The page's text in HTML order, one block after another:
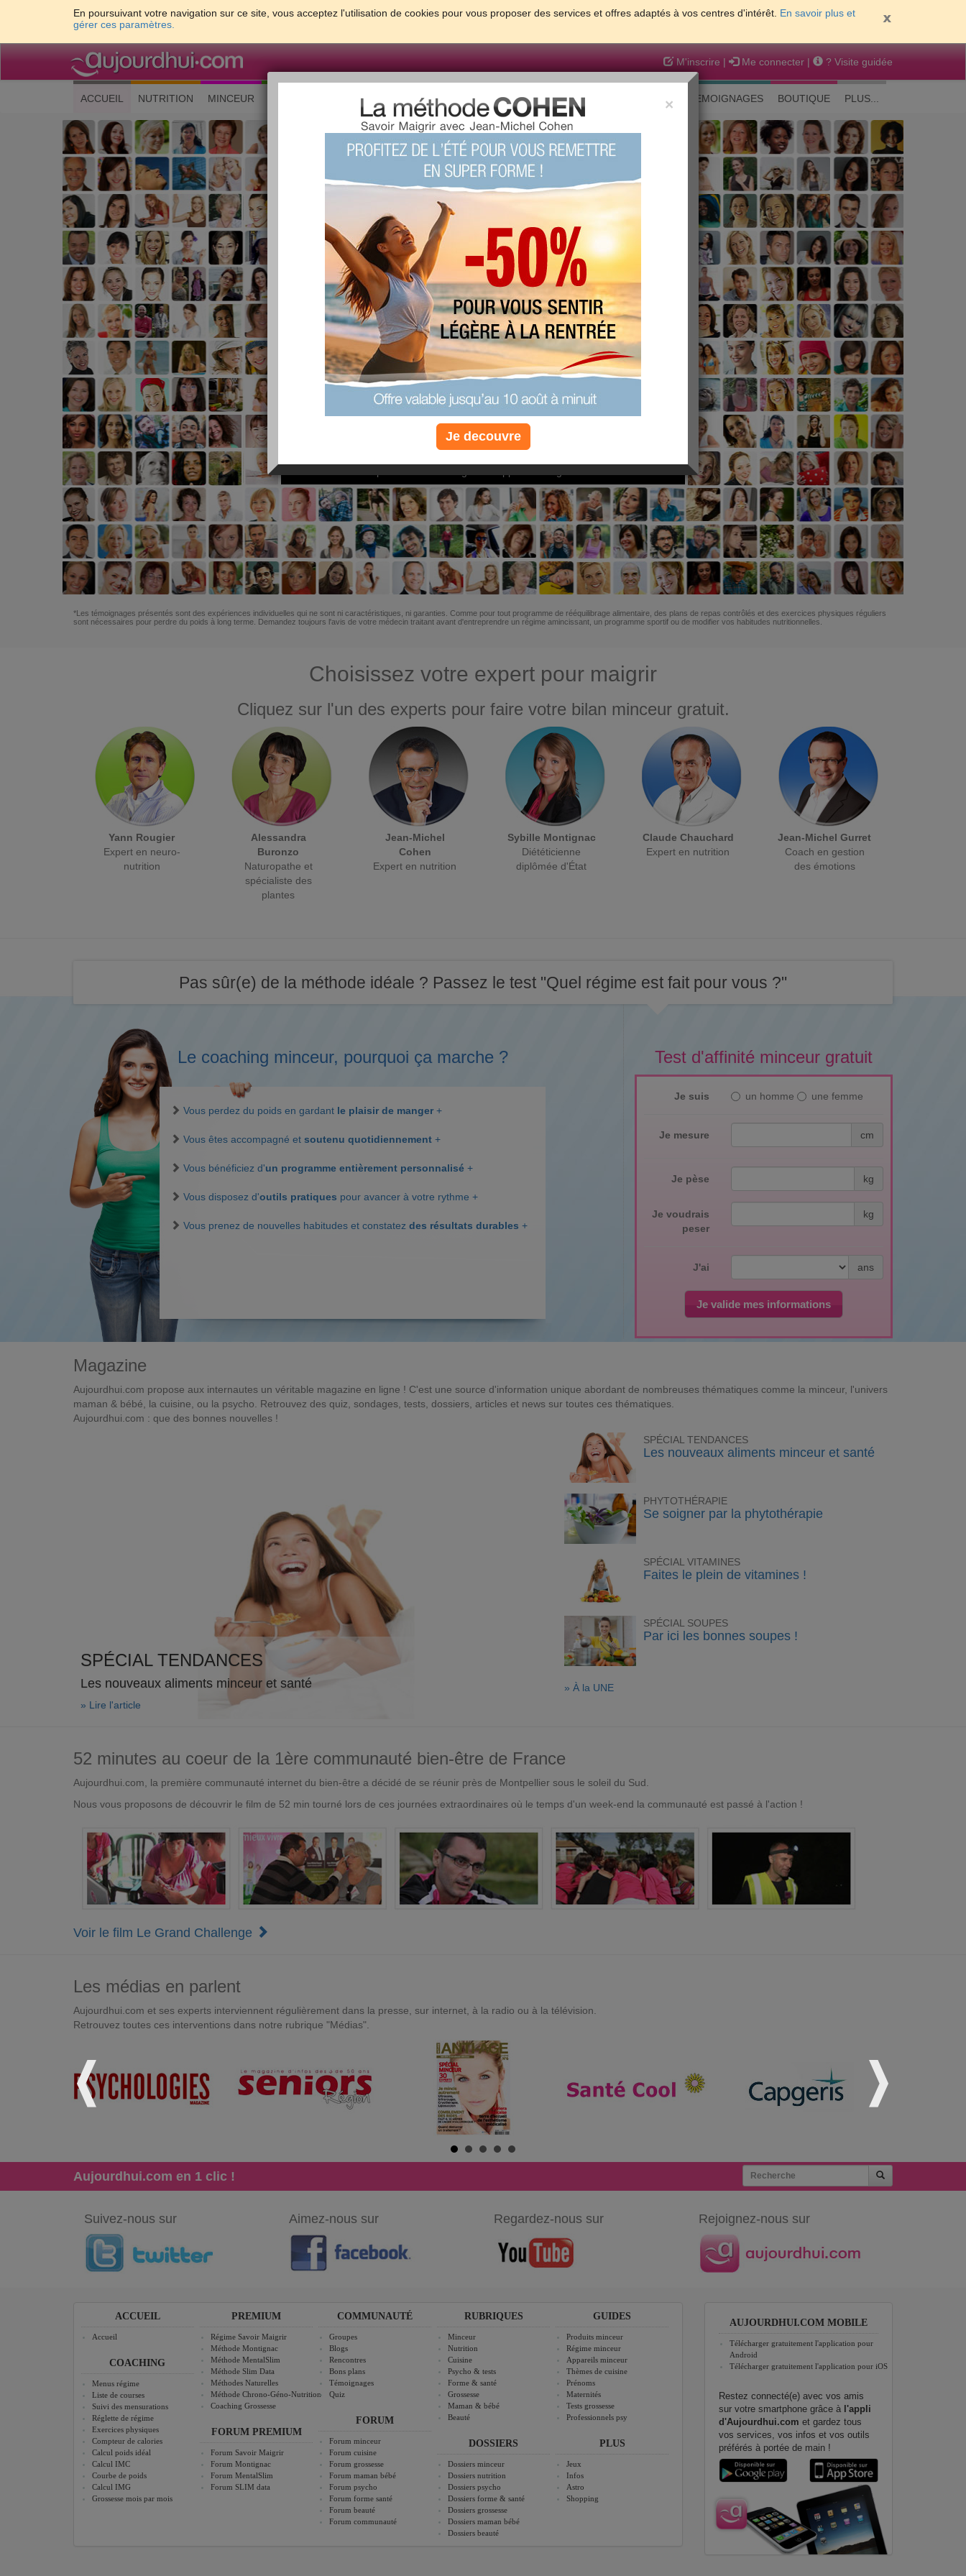
En poursuivant votre navigation sur ce site, vous acceptez l'utilisation de cookies pour vous proposer des services et offres adaptés à vos centres d'intérêt. En savoir plus et
gérer ces paramètres.
M'inscrire | Me connecter | ? Visite guidée
ACCUEIL (current)
NUTRITION MINCEUR FORME & SANTE PSYCHO & TESTS GROSSESSE & BEBE TEMOIGNAGES BOUTIQUE PLUS...
Les meilleures solutions pour maigrir et être bien dans sa peau
PLUS
EFFICACE
PLUS
SANTÉ
PLUS
COACHING
Non, je préfère le régime gratuit
*Les témoignages présentés sont des expériences individuelles qui ne sont ni caractéristiques, ni garanties. Comme pour tout programme de rééquilibrage alimentaire, des plans de repas contrôlés et des exercices physiques réguliers
sont nécessaires pour perdre du poids à long terme. Demandez toujours l'avis de votre médecin traitant avant d'entreprendre un régime amincissant, un programme sportif ou de modifier vos habitudes nutritionnelles.
Choisissez votre expert pour maigrir
Cliquez sur l'un des experts pour faire votre bilan minceur gratuit.
Yann Rougier
Expert en neuro-
nutrition
Alessandra
Buronzo
Naturopathe et
spécialiste des
plantes
Jean-Michel
Cohen
Expert en nutrition
Sybille Montignac
Diététicienne
diplômée d'État
Claude Chauchard
Expert en nutrition
Jean-Michel Gurret
Coach en gestion
des émotions
Pas sûr(e) de la méthode idéale ? Passez le test "Quel régime est fait pour vous ?"
Test d'affinité minceur gratuit
Je suis un homme une femme
Je mesure cm
Je pèse kg
Je voudrais
peser
kg
J'ai ans
Je valide mes informations
Le coaching minceur, pourquoi ça marche ?
Vous perdez du poids en gardant le plaisir de manger +
Vous êtes accompagné et soutenu quotidiennement +
Vous bénéficiez d'un programme entièrement personnalisé +
Vous disposez d'outils pratiques pour avancer à votre rythme +
Vous prenez de nouvelles habitudes et constatez des résultats durables +
Magazine
Aujourdhui.com propose aux internautes un véritable magazine en ligne ! C'est une source d'information unique abordant de nombreuses thématiques comme la minceur, l'univers
maman & bébé, la cuisine, ou la psycho. Retrouvez des quiz, sondages, tests, dossiers, articles et news sur toutes ces thématiques.
Aujourdhui.com : que des bonnes nouvelles !
SPÉCIAL TENDANCES
Les nouveaux aliments minceur et santé
» Lire l'article
SPÉCIAL TENDANCES
Les nouveaux aliments minceur et santé
PHYTOTHÉRAPIE
Se soigner par la phytothérapie
SPÉCIAL VITAMINES
Faites le plein de vitamines !
SPÉCIAL SOUPES
Par ici les bonnes soupes !
» À la UNE
52 minutes au coeur de la 1ère communauté bien-être de France
Aujourdhui.com, la première communauté internet du bien-être a décidé de se réunir près de Montpellier sous le soleil du Sud.
Nous vous proposons de découvrir le film de 52 min tourné lors de ces journées extraordinaires où le temps d'un week-end la communauté est passé à l'action !
Voir le film Le Grand Challenge
Les médias en parlent
Aujourdhui.com et ses experts interviennent régulièrement dans la presse, sur internet, à la radio ou à la télévision.
Retrouvez toutes ces interventions dans notre rubrique "Médias".
Aujourdhui.com en 1 clic !
Suivez-nous sur Aimez-nous sur Regardez-nous sur Rejoignez-nous sur
ACCUEIL
Accueil
COACHING
Menus régime
Liste de courses
Suivi des mensurations
Réglette de régime
Exercices physiques
Compteur de calories
Calcul poids idéal
Calcul IMC
Courbe de poids
Calcul IMG
Grossesse mois par mois
PREMIUM
Régime Savoir Maigrir
Méthode Montignac
Méthode MentalSlim
Méthode Slim Data
Méthodes Naturelles
Méthode Chrono-Géno-Nutrition
Coaching Grossesse
FORUM PREMIUM
Forum Savoir Maigrir
Forum Montignac
Forum MentalSlim
Forum SLIM data
COMMUNAUTÉ
Groupes
Blogs
Rencontres
Bons plans
Témoignages
Quiz
FORUM
Forum minceur
Forum cuisine
Forum grossesse
Forum maman bébé
Forum psycho
Forum forme santé
Forum beauté
Forum communauté
RUBRIQUES
Minceur
Nutrition
Cuisine
Psycho & tests
Forme & santé
Grossesse
Maman & bébé
Beauté
DOSSIERS
Dossiers minceur
Dossiers nutrition
Dossiers psycho
Dossiers forme & santé
Dossiers grossesse
Dossiers maman bébé
Dossiers beauté
GUIDES
Produits minceur
Régime minceur
Appareils minceur
Thèmes de cuisine
Prénoms
Maternités
Tests grossesse
Professionnels psy
PLUS
Jeux
Infos
Astro
Shopping
AUJOURDHUI.COM MOBILE
Télécharger gratuitement l'application pour
Android
Télécharger gratuitement l'application pour iOS
Restez connecté(e) avec vos amis
sur votre smartphone grâce à l'appli
d'Aujourdhui.com et gardez tous
vos services, vos infos et vos outils
préférés à portée de main !
×
Je decouvre